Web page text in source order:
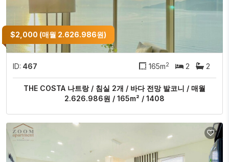
$2,000 (매월 2.626.986원)
ID: 467 165m2 2 2
THE COSTA 나트랑 / 침실 2개 / 바다 전망 발코니 / 매월
2.626.986원 / 165m² / 1408